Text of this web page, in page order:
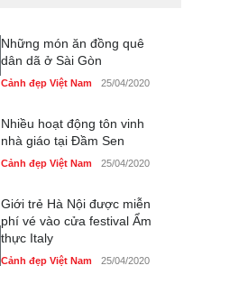
Những món ăn đồng quê
dân dã ở Sài Gòn
Cảnh đẹp Việt Nam 25/04/2020
Nhiều hoạt động tôn vinh
nhà giáo tại Đầm Sen
Cảnh đẹp Việt Nam 25/04/2020
Giới trẻ Hà Nội được miễn
phí vé vào cửa festival Ẩm
thực Italy
Cảnh đẹp Việt Nam 25/04/2020